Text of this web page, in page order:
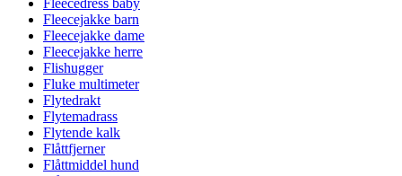
Fleecedress baby
Fleecejakke barn
Fleecejakke dame
Fleecejakke herre
Flishugger
Fluke multimeter
Flytedrakt
Flytemadrass
Flytende kalk
Flåttfjerner
Flåttmiddel hund